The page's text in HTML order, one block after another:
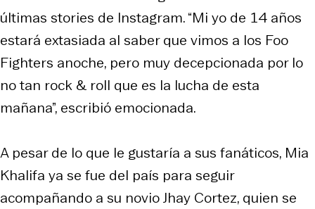
últimas stories de Instagram. “Mi yo de 14 años
estará extasiada al saber que vimos a los Foo
Fighters anoche, pero muy decepcionada por lo
no tan rock & roll que es la lucha de esta
mañana”, escribió emocionada.
A pesar de lo que le gustaría a sus fanáticos, Mia
Khalifa ya se fue del país para seguir
acompañando a su novio Jhay Cortez, quien se